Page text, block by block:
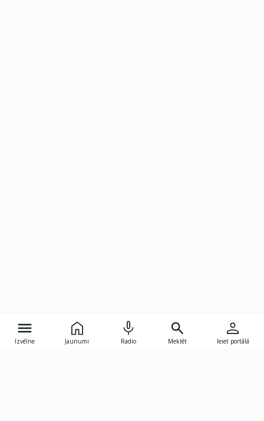
Izvēlne Jaunumi Radio Meklēt Ieiet portālā